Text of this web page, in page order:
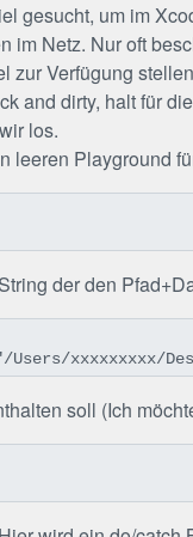
gesucht, um im
im Netz. Nur oft
zur Verfügung
and dirty, halt für
los.
leeren Playground
der den
xxxxxxxxx/
soll (Ich